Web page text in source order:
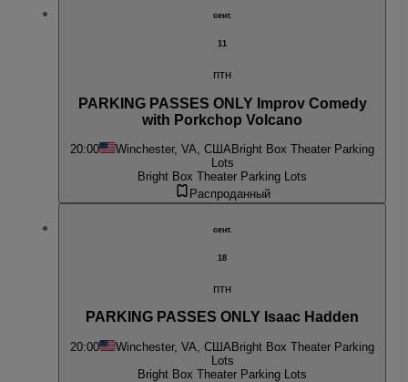
сент.
11
птн
PARKING PASSES ONLY Improv Comedy
with Porkchop Volcano
20:00 Winchester, VA, СШАBright Box Theater Parking
Lots
Bright Box Theater Parking Lots
Распроданный
сент.
18
птн
PARKING PASSES ONLY Isaac Hadden
20:00 Winchester, VA, США Bright Box Theater Parking
Lots
Bright Box Theater Parking Lots